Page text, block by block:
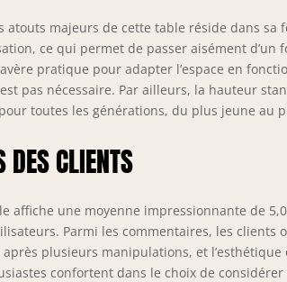
atouts majeurs de cette table réside dans
ce qui permet de passer aisément
pratique pour adapter l’espace en
pas nécessaire. Par ailleurs, la hauteur
toutes les générations, du plus jeune au
DES CLIENTS
affiche une moyenne impressionnante de
Parmi les commentaires, les
après plusieurs manipulations, et
confortent dans le choix de